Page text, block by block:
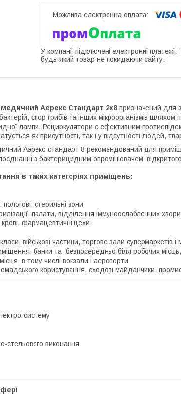
У компанії підключені електронні
будь-який товар не покидаючи сайту.
Аерекс Стандарт 2x8 призначений для
спор грибів та інших мікроорганізмів шляхом
лампи. Рециркулятори є ефективним
як присутності, так і у відсутності людей,
Аэрекс-стандарт 8 рекомендований для
з бактерицидним опромінювачем
в таких категоріях приміщень:
стерильні зони
палати, відділення іммуноослабленних
крові, фармацевтичні цехи
класи, військові частини, торгове зали супермаркетів і
банки та безпосередньо біля робочих місць,
в тому числі вокзали і аеропорти
користування, сходові майданчики,
систему
стельового виконання